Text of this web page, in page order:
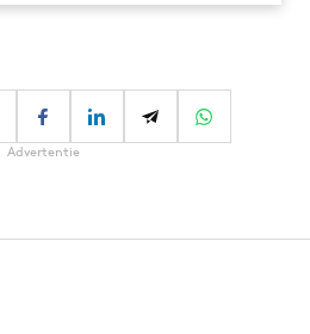
Advertentie